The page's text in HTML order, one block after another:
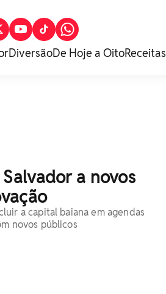
DiversãoDe Hoje a OitoReceitas
a novos
a capital baiana em agendas
novos públicos